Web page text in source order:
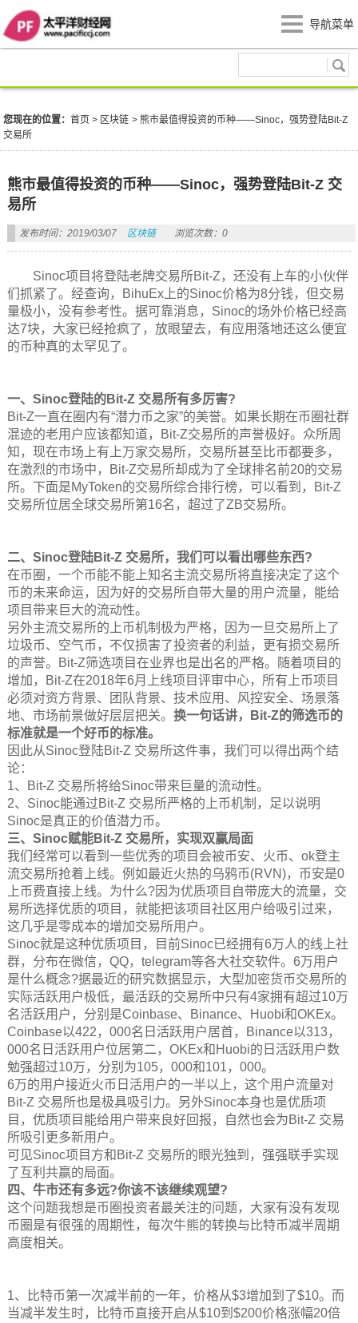
导航菜单
您现在的位置：首页 > 区块链 >熊市最值得投资的币种——Sinoc，强势登陆Bit-Z
交易所
熊市最值得投资的币种——Sinoc，强势登陆Bit-Z 交
易所
发布时间：2019/03/07 区块链 浏览次数：0
Sinoc项目将登陆老牌交易所Bit-Z，还没有上车的小伙伴
们抓紧了。经查询，BihuEx上的Sinoc价格为8分钱，但交易
量极小，没有参考性。据可靠消息，Sinoc的场外价格已经高
达7块，大家已经抢疯了，放眼望去，有应用落地还这么便宜
的币种真的太罕见了。
一、Sinoc登陆的Bit-Z 交易所有多厉害?
Bit-Z一直在圈内有“潜力币之家”的美誉。如果长期在币圈社群
混迹的老用户应该都知道，Bit-Z交易所的声誉极好。众所周
知，现在市场上有上万家交易所，交易所甚至比币都要多，
在激烈的市场中，Bit-Z交易所却成为了全球排名前20的交易
所。下面是MyToken的交易所综合排行榜，可以看到，Bit-Z
交易所位居全球交易所第16名，超过了ZB交易所。
二、Sinoc登陆Bit-Z 交易所，我们可以看出哪些东西?
在币圈，一个币能不能上知名主流交易所将直接决定了这个
币的未来命运，因为好的交易所自带大量的用户流量，能给
项目带来巨大的流动性。
另外主流交易所的上币机制极为严格，因为一旦交易所上了
垃圾币、空气币，不仅损害了投资者的利益，更有损交易所
的声誉。Bit-Z筛选项目在业界也是出名的严格。随着项目的
增加，Bit-Z在2018年6月上线项目评审中心，所有上币项目
必须对资方背景、团队背景、技术应用、风控安全、场景落
地、市场前景做好层层把关。 换一句话讲，Bit-Z的筛选币的
标准就是一个好币的标准。
因此从Sinoc登陆Bit-Z 交易所这件事，我们可以得出两个结
论：
1、Bit-Z 交易所将给Sinoc带来巨量的流动性。
2、Sinoc能通过Bit-Z 交易所严格的上币机制，足以说明
Sinoc是真正的价值潜力币。
三、Sinoc赋能Bit-Z 交易所，实现双赢局面
我们经常可以看到一些优秀的项目会被币安、火币、ok登主
流交易所抢着上线。例如最近火热的乌鸦币(RVN)，币安是0
上币费直接上线。为什么?因为优质项目自带庞大的流量，交
易所选择优质的项目，就能把该项目社区用户给吸引过来，
这几乎是零成本的增加交易所用户。
Sinoc就是这种优质项目，目前Sinoc已经拥有6万人的线上社
群，分布在微信，QQ，telegram等各大社交软件。6万用户
是什么概念?据最近的研究数据显示，大型加密货币交易所的
实际活跃用户极低，最活跃的交易所中只有4家拥有超过10万
名活跃用户，分别是Coinbase、Binance、Huobi和OKEx。
Coinbase以422，000名日活跃用户居首，Binance以313，
000名日活跃用户位居第二，OKEx和Huobi的日活跃用户数
勉强超过10万，分别为105，000和101，000。
6万的用户接近火币日活用户的一半以上，这个用户流量对
Bit-Z 交易所也是极具吸引力。另外Sinoc本身也是优质项
目，优质项目能给用户带来良好回报，自然也会为Bit-Z 交易
所吸引更多新用户。
可见Sinoc项目方和Bit-Z 交易所的眼光独到，强强联手实现
了互利共赢的局面。
四、牛市还有多远?你该不该继续观望?
这个问题我想是币圈投资者最关注的问题，大家有没有发现
币圈是有很强的周期性，每次牛熊的转换与比特币减半周期
高度相关。
1、比特币第一次减半前的一年，价格从$3增加到了$10。而
当减半发生时，比特币直接开启从$10到$200价格涨幅20倍